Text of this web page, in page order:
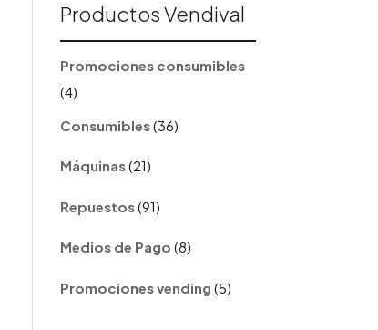
Productos Vendival
Promociones consumibles
44
Consumibles 3636
productos
Máquinas 2121
productos
Repuestos 9191
productos
Medios de Pago 88
productos
Promociones vending 55
productos